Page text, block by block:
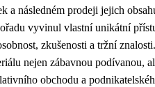
a následném prodeji jejich
vyvinul vlastní unikátní
zkušenosti a tržní znalosti.
nejen zábavnou podívanou,
obchodu a